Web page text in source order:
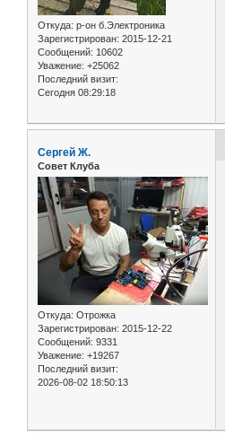
Откуда: р-он б.Электроника
Зарегистрирован: 2015-12-21
Сообщений: 10602
Уважение: +25062
Последний визит:
Сегодня 08:29:18
Сергей Ж.
Совет Клуба
Откуда: Отрожка
Зарегистрирован: 2015-12-22
Сообщений: 9331
Уважение: +19267
Последний визит:
2026-08-02 18:50:13